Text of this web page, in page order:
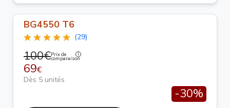
BG4550 T6
(29)
100€Prix de
comparaison
69€
Dès 5 unités
-30%